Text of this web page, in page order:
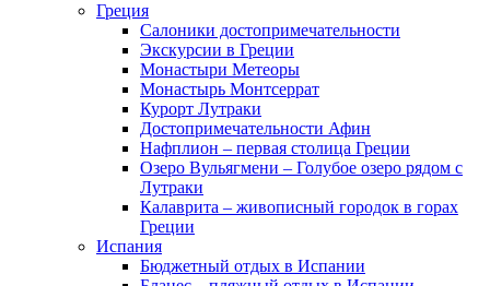
Греция
Салоники достопримечательности
Экскурсии в Греции
Монастыри Метеоры
Монастырь Монтсеррат
Курорт Лутраки
Достопримечательности Афин
Нафплион – первая столица Греции
Озеро Вульягмени – Голубое озеро рядом с
Лутраки
Калаврита – живописный городок в горах
Греции
Испания
Бюджетный отдых в Испании